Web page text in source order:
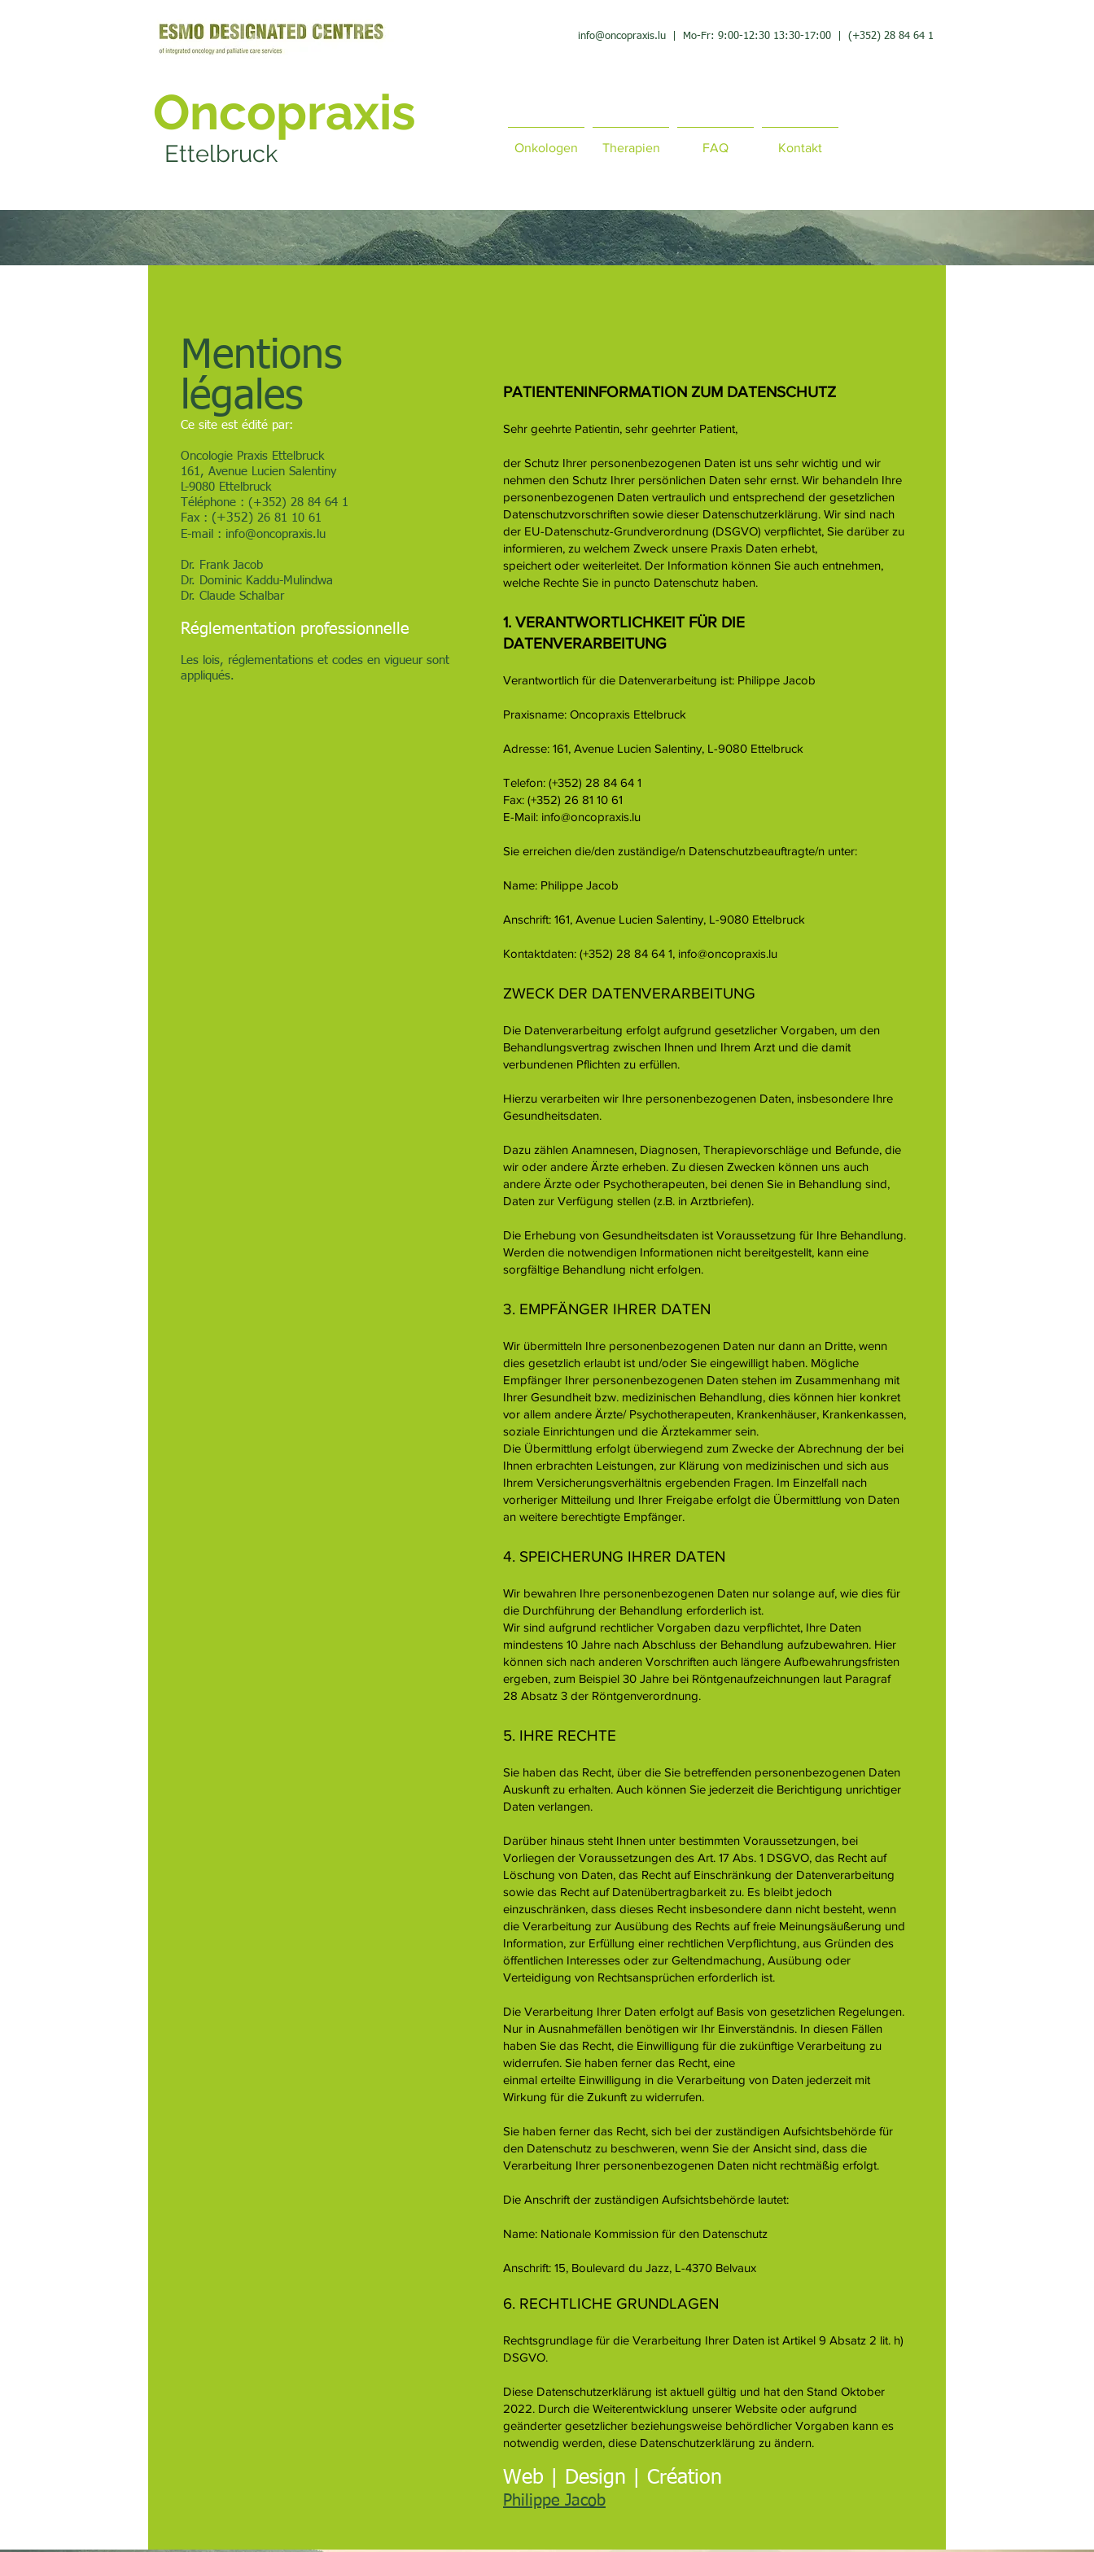
info@oncopraxis.lu | Mo-Fr: 9:00-12:30 13:30-17:00 | (+352) 28 84 64 1
Oncopraxis
Ettelbruck Onkologen Therapien FAQ Kontakt
Mentions
légales
Ce site est édité par:
Oncologie Praxis Ettelbruck
161, Avenue Lucien Salentiny
L-9080 Ettelbruck
Téléphone : (+352) 28 84 64 1
Fax : (+352) 26 81 10 61
E-mail : info@oncopraxis.lu
Dr. Frank Jacob
Dr. Dominic Kaddu-Mulindwa
Dr. Claude Schalbar
Réglementation professionnelle
Les lois, réglementations et codes en vigueur sont
appliqués.
PATIENTENINFORMATION ZUM DATENSCHUTZ
Sehr geehrte Patientin, sehr geehrter Patient,
der Schutz Ihrer personenbezogenen Daten ist uns sehr wichtig und wir
nehmen den Schutz Ihrer persönlichen Daten sehr ernst. Wir behandeln Ihre
personenbezogenen Daten vertraulich und entsprechend der gesetzlichen
Datenschutzvorschriften sowie dieser Datenschutzerklärung. Wir sind nach
der EU-Datenschutz-Grundverordnung (DSGVO) verpflichtet, Sie darüber zu
informieren, zu welchem Zweck unsere Praxis Daten erhebt,
speichert oder weiterleitet. Der Information können Sie auch entnehmen,
welche Rechte Sie in puncto Datenschutz haben.
1. VERANTWORTLICHKEIT FÜR DIE
DATENVERARBEITUNG
Verantwortlich für die Datenverarbeitung ist: Philippe Jacob
Praxisname: Oncopraxis Ettelbruck
Adresse: 161, Avenue Lucien Salentiny, L-9080 Ettelbruck
Telefon: (+352) 28 84 64 1
Fax: (+352) 26 81 10 61
E-Mail: info@oncopraxis.lu
Sie erreichen die/den zuständige/n Datenschutzbeauftragte/n unter:
Name: Philippe Jacob
Anschrift: 161, Avenue Lucien Salentiny, L-9080 Ettelbruck
Kontaktdaten: (+352) 28 84 64 1, info@oncopraxis.lu
ZWECK DER DATENVERARBEITUNG
Die Datenverarbeitung erfolgt aufgrund gesetzlicher Vorgaben, um den
Behandlungsvertrag zwischen Ihnen und Ihrem Arzt und die damit
verbundenen Pflichten zu erfüllen.
Hierzu verarbeiten wir Ihre personenbezogenen Daten, insbesondere Ihre
Gesundheitsdaten.
Dazu zählen Anamnesen, Diagnosen, Therapievorschläge und Befunde, die
wir oder andere Ärzte erheben. Zu diesen Zwecken können uns auch
andere Ärzte oder Psychotherapeuten, bei denen Sie in Behandlung sind,
Daten zur Verfügung stellen (z.B. in Arztbriefen).
Die Erhebung von Gesundheitsdaten ist Voraussetzung für Ihre Behandlung.
Werden die notwendigen Informationen nicht bereitgestellt, kann eine
sorgfältige Behandlung nicht erfolgen.
3. EMPFÄNGER IHRER DATEN
Wir übermitteln Ihre personenbezogenen Daten nur dann an Dritte, wenn
dies gesetzlich erlaubt ist und/oder Sie eingewilligt haben. Mögliche
Empfänger Ihrer personenbezogenen Daten stehen im Zusammenhang mit
Ihrer Gesundheit bzw. medizinischen Behandlung, dies können hier konkret
vor allem andere Ärzte/ Psychotherapeuten, Krankenhäuser, Krankenkassen,
soziale Einrichtungen und die Ärztekammer sein.
Die Übermittlung erfolgt überwiegend zum Zwecke der Abrechnung der bei
Ihnen erbrachten Leistungen, zur Klärung von medizinischen und sich aus
Ihrem Versicherungsverhältnis ergebenden Fragen. Im Einzelfall nach
vorheriger Mitteilung und Ihrer Freigabe erfolgt die Übermittlung von Daten
an weitere berechtigte Empfänger.
4. SPEICHERUNG IHRER DATEN
Wir bewahren Ihre personenbezogenen Daten nur solange auf, wie dies für
die Durchführung der Behandlung erforderlich ist.
Wir sind aufgrund rechtlicher Vorgaben dazu verpflichtet, Ihre Daten
mindestens 10 Jahre nach Abschluss der Behandlung aufzubewahren. Hier
können sich nach anderen Vorschriften auch längere Aufbewahrungsfristen
ergeben, zum Beispiel 30 Jahre bei Röntgenaufzeichnungen laut Paragraf
28 Absatz 3 der Röntgenverordnung.
5. IHRE RECHTE
Sie haben das Recht, über die Sie betreffenden personenbezogenen Daten
Auskunft zu erhalten. Auch können Sie jederzeit die Berichtigung unrichtiger
Daten verlangen.
Darüber hinaus steht Ihnen unter bestimmten Voraussetzungen, bei
Vorliegen der Voraussetzungen des Art. 17 Abs. 1 DSGVO, das Recht auf
Löschung von Daten, das Recht auf Einschränkung der Datenverarbeitung
sowie das Recht auf Datenübertragbarkeit zu. Es bleibt jedoch
einzuschränken, dass dieses Recht insbesondere dann nicht besteht, wenn
die Verarbeitung zur Ausübung des Rechts auf freie Meinungsäußerung und
Information, zur Erfüllung einer rechtlichen Verpflichtung, aus Gründen des
öffentlichen Interesses oder zur Geltendmachung, Ausübung oder
Verteidigung von Rechtsansprüchen erforderlich ist.
Die Verarbeitung Ihrer Daten erfolgt auf Basis von gesetzlichen Regelungen.
Nur in Ausnahmefällen benötigen wir Ihr Einverständnis. In diesen Fällen
haben Sie das Recht, die Einwilligung für die zukünftige Verarbeitung zu
widerrufen. Sie haben ferner das Recht, eine
einmal erteilte Einwilligung in die Verarbeitung von Daten jederzeit mit
Wirkung für die Zukunft zu widerrufen.
Sie haben ferner das Recht, sich bei der zuständigen Aufsichtsbehörde für
den Datenschutz zu beschweren, wenn Sie der Ansicht sind, dass die
Verarbeitung Ihrer personenbezogenen Daten nicht rechtmäßig erfolgt.
Die Anschrift der zuständigen Aufsichtsbehörde lautet:
Name: Nationale Kommission für den Datenschutz
Anschrift: 15, Boulevard du Jazz, L-4370 Belvaux
6. RECHTLICHE GRUNDLAGEN
Rechtsgrundlage für die Verarbeitung Ihrer Daten ist Artikel 9 Absatz 2 lit. h)
DSGVO.
Diese Datenschutzerklärung ist aktuell gültig und hat den Stand Oktober
2022. Durch die Weiterentwicklung unserer Website oder aufgrund
geänderter gesetzlicher beziehungsweise behördlicher Vorgaben kann es
notwendig werden, diese Datenschutzerklärung zu ändern.
Web | Design | Création
Philippe Jacob